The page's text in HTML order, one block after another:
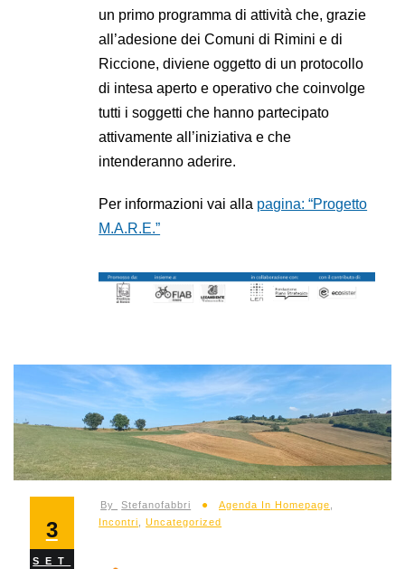
un primo programma di attività che, grazie
all’adesione dei Comuni di Rimini e di
Riccione, diviene oggetto di un protocollo
di intesa aperto e operativo che coinvolge
tutti i soggetti che hanno partecipato
attivamente all’iniziativa e che
intenderanno aderire.
Per informazioni vai alla pagina: “Progetto
M.A.R.E.”
3
SET
By Stefanofabbri Agenda In Homepage
Incontri ,Uncategorized